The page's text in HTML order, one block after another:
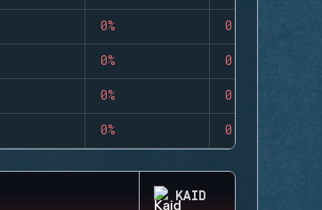
0% 0
0% 0
0% 0
0% 0
KAID